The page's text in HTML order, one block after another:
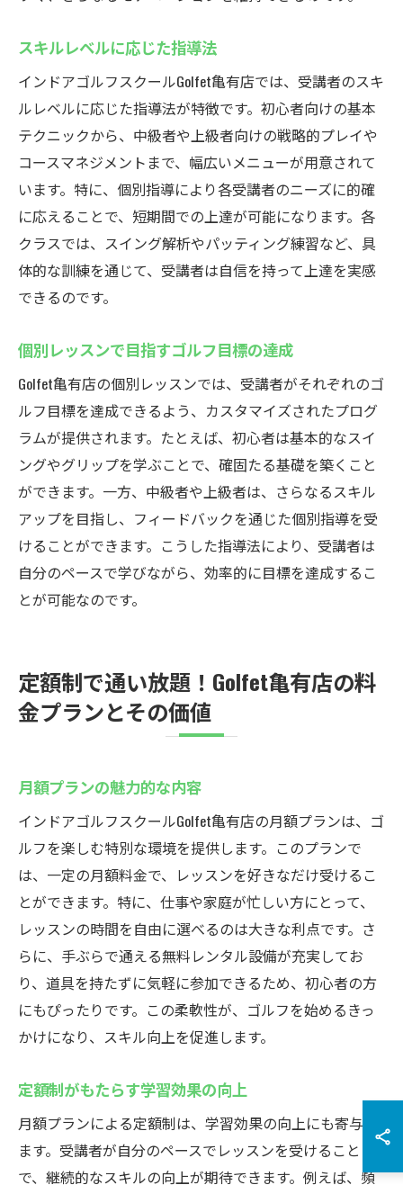
スキルレベルに応じた指導法
インドアゴルフスクールGolfet亀有店では、受講者のスキ
ルレベルに応じた指導法が特徴です。初心者向けの基本
テクニックから、中級者や上級者向けの戦略的プレイや
コースマネジメントまで、幅広いメニューが用意されて
います。特に、個別指導により各受講者のニーズに的確
に応えることで、短期間での上達が可能になります。各
クラスでは、スイング解析やパッティング練習など、具
体的な訓練を通じて、受講者は自信を持って上達を実感
できるのです。
個別レッスンで目指すゴルフ目標の達成
Golfet亀有店の個別レッスンでは、受講者がそれぞれのゴ
ルフ目標を達成できるよう、カスタマイズされたプログ
ラムが提供されます。たとえば、初心者は基本的なスイ
ングやグリップを学ぶことで、確固たる基礎を築くこと
ができます。一方、中級者や上級者は、さらなるスキル
アップを目指し、フィードバックを通じた個別指導を受
けることができます。こうした指導法により、受講者は
自分のペースで学びながら、効率的に目標を達成するこ
とが可能なのです。
定額制で通い放題！Golfet亀有店の料
金プランとその価値
月額プランの魅力的な内容
インドアゴルフスクールGolfet亀有店の月額プランは、ゴ
ルフを楽しむ特別な環境を提供します。このプランで
は、一定の月額料金で、レッスンを好きなだけ受けるこ
とができます。特に、仕事や家庭が忙しい方にとって、
レッスンの時間を自由に選べるのは大きな利点です。さ
らに、手ぶらで通える無料レンタル設備が充実してお
り、道具を持たずに気軽に参加できるため、初心者の方
にもぴったりです。この柔軟性が、ゴルフを始めるきっ
かけになり、スキル向上を促進します。
定額制がもたらす学習効果の向上
月額プランによる定額制は、学習効果の向上にも寄与し
ます。受講者が自分のペースでレッスンを受けること
で、継続的なスキルの向上が期待できます。例えば、頻